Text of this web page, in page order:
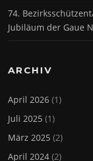
74.
Jubiläum der Gaue
ARCHIV
April 2026 (1)
Juli 2025 (1)
März 2025 (2)
April 2024 (2)